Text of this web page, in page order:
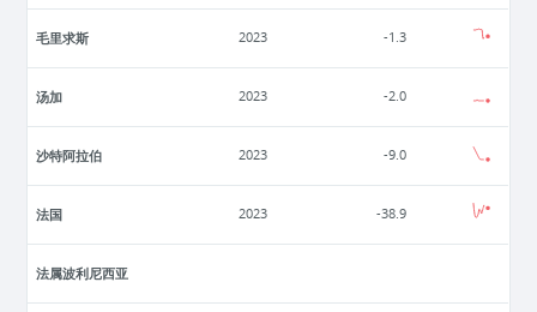
毛里求斯 2023 -1.3
汤加 2023 -2.0
沙特阿拉伯 2023 -9.0
法国 2023 -38.9
法属波利尼西亚